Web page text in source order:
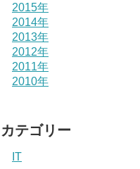
2015年
2014年
2013年
2012年
2011年
2010年
カテゴリー
IT